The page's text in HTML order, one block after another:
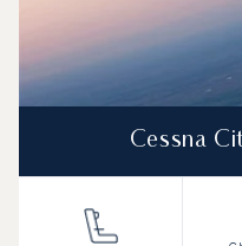
Cessna